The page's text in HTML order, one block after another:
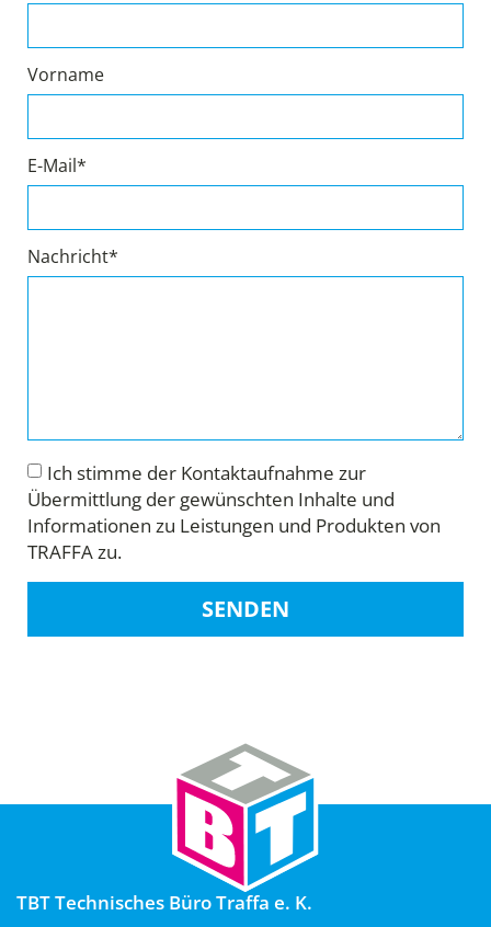
Vorname
E-Mail*
Nachricht*
Ich stimme der Kontaktaufnahme zur
Übermittlung der gewünschten Inhalte und
Informationen zu Leistungen und Produkten von
TRAFFA zu.
SENDEN
TBT Technisches Büro Traffa e. K.